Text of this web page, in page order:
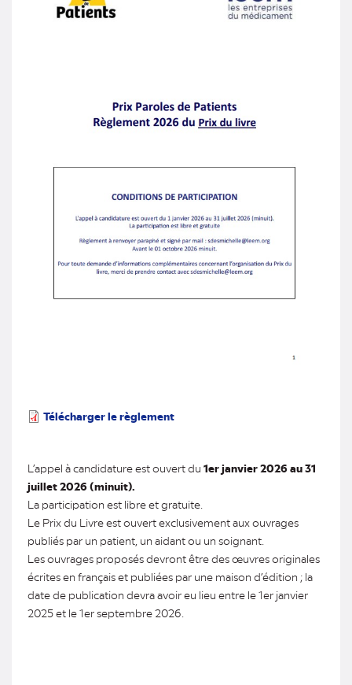
Télécharger le règlement
L’appel à candidature est ouvert du 1er janvier 2026 au 31
juillet 2026 (minuit).
La participation est libre et gratuite.
Le Prix du Livre est ouvert exclusivement aux ouvrages
publiés par un patient, un aidant ou un soignant.
Les ouvrages proposés devront être des œuvres originales
écrites en français et publiées par une maison d’édition ; la
date de publication devra avoir eu lieu entre le 1er janvier
2025 et le 1er septembre 2026.